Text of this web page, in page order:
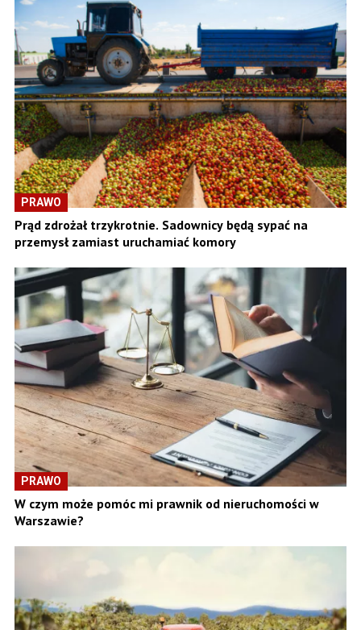
PRAWO
Prąd zdrożał trzykrotnie. Sadownicy będą sypać na
przemysł zamiast uruchamiać komory
PRAWO
W czym może pomóc mi prawnik od nieruchomości w
Warszawie?